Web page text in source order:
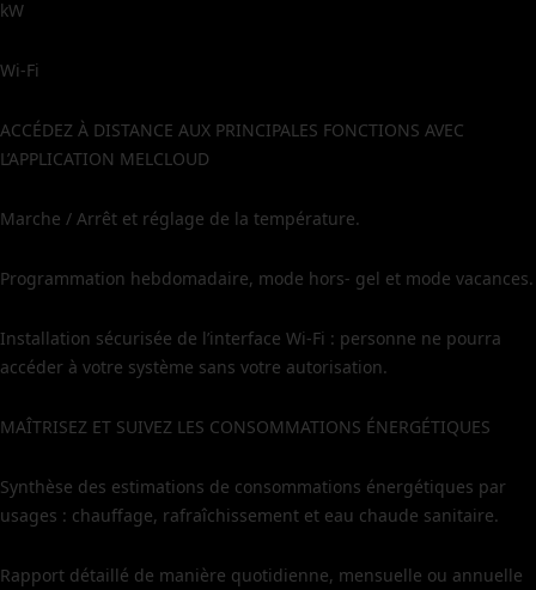
kW
Wi-Fi
ACCÉDEZ À DISTANCE AUX PRINCIPALES FONCTIONS AVEC
L’APPLICATION MELCLOUD
Marche / Arrêt et réglage de la température.
Programmation hebdomadaire, mode hors- gel et mode vacances.
Installation sécurisée de l’interface Wi-Fi : personne ne pourra
accéder à votre système sans votre autorisation.
MAÎTRISEZ ET SUIVEZ LES CONSOMMATIONS ÉNERGÉTIQUES
Synthèse des estimations de consommations énergétiques par
usages : chauffage, rafraîchissement et eau chaude sanitaire.
Rapport détaillé de manière quotidienne, mensuelle ou annuelle